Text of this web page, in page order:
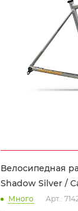
Велосипедная
Shadow Silver /
Много Арт.: